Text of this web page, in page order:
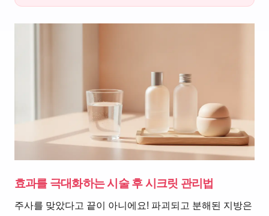
효과를 극대화하는 시술 후 시크릿 관리법
주사를 맞았다고 끝이 아니에요! 파괴되고 분해된 지방은